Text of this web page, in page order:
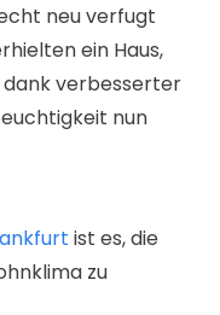
neu verfugt
ein Haus,
verbesserter
nun
ist es, die
zu